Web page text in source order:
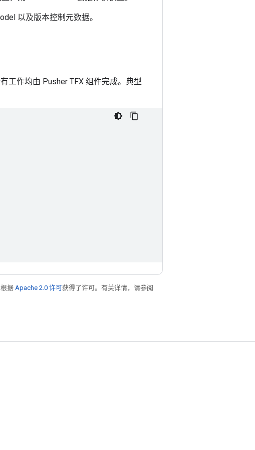
以及版本控制元数据。
工作均由 Pusher TFX 组件完成。典型
据 Apache 2.0 许可获得了许可。有关详情，请参阅